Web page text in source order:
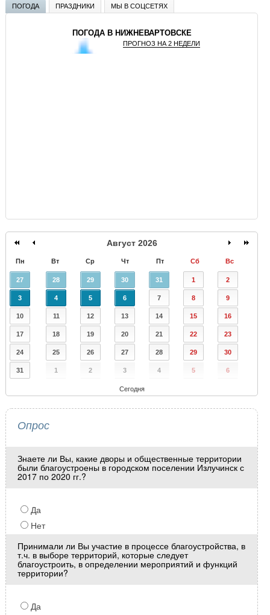
ПОГОДА ПРАЗДНИКИ МЫ В СОЦСЕТЯХ
ПОГОДА В НИЖНЕВАРТОВСКЕ
ПРОГНОЗ НА 2 НЕДЕЛИ
Август 2026
Пн Вт Ср Чт Пт Сб Вс
27 28 29 30 31 1 2
3 4 5 6 7 8 9
10 11 12 13 14 15 16
17 18 19 20 21 22 23
24 25 26 27 28 29 30
31 1 2 3 4 5 6
Сегодня
Опрос
Знаете ли Вы, какие дворы и общественные территории
были благоустроены в городском поселении Излучинск с
2017 по 2020 гг.?
Да
Нет
Принимали ли Вы участие в процессе благоустройства, в
т.ч. в выборе территорий, которые следует
благоустроить, в определении мероприятий и функций
территории?
Да